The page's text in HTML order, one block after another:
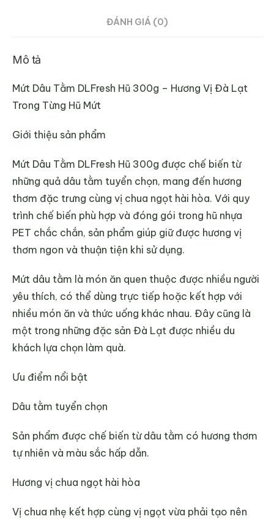
ĐÁNH GIÁ (0)
Mô tả
Mứt Dâu Tằm DLFresh Hũ 300g – Hương Vị Đà Lạt
Trong Từng Hũ Mứt
Giới thiệu sản phẩm
Mứt Dâu Tằm DLFresh Hũ 300g được chế biến từ
những quả dâu tằm tuyển chọn, mang đến hương
thơm đặc trưng cùng vị chua ngọt hài hòa. Với quy
trình chế biến phù hợp và đóng gói trong hũ nhựa
PET chắc chắn, sản phẩm giúp giữ được hương vị
thơm ngon và thuận tiện khi sử dụng.
Mứt dâu tằm là món ăn quen thuộc được nhiều người
yêu thích, có thể dùng trực tiếp hoặc kết hợp với
nhiều món ăn và thức uống khác nhau. Đây cũng là
một trong những đặc sản Đà Lạt được nhiều du
khách lựa chọn làm quà.
Ưu điểm nổi bật
Dâu tằm tuyển chọn
Sản phẩm được chế biến từ dâu tằm có hương thơm
tự nhiên và màu sắc hấp dẫn.
Hương vị chua ngọt hài hòa
Vị chua nhẹ kết hợp cùng vị ngọt vừa phải tạo nên